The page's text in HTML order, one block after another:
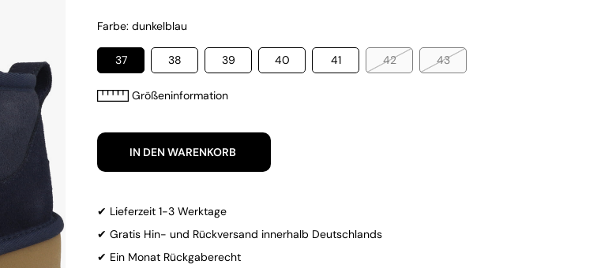
Farbe: dunkelblau
37 38 39 40 41 42 43
Größeninformation
IN DEN WARENKORB
✔ Lieferzeit 1-3 Werktage
✔ Gratis Hin- und Rückversand innerhalb Deutschlands
✔ Ein Monat Rückgaberecht